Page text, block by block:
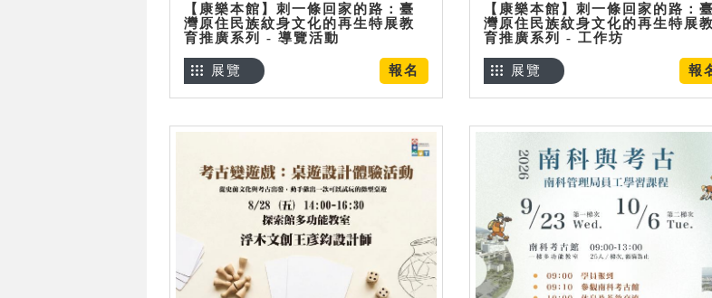
【康樂本館】刺一條回家的路：臺
灣原住民族紋身文化的再生特展教
育推廣系列 - 導覽活動
報名
展覽
【康樂本館】刺一條回家的路：臺
灣原住民族紋身文化的再生特展教
育推廣系列 - 工作坊
報
展覽